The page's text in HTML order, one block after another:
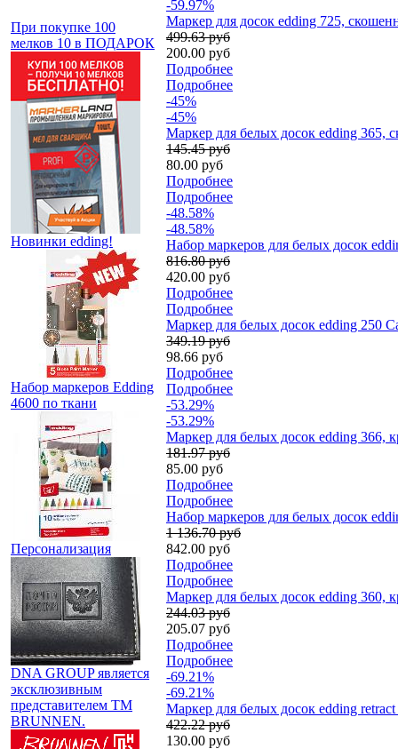
При покупке 100
мелков 10 в ПОДАРОК
Новинки edding!
Набор маркеров Edding
4600 по ткани
Персонализация
DNA GROUP является
эксклюзивным
представителем TM
BRUNNEN.
-59.97%
Маркер для досок edding 725,
499.63 руб
200.00 руб
Подробнее
Подробнее
-45%
-45%
Маркер для белых досок edding 365,
145.45 руб
80.00 руб
Подробнее
Подробнее
-48.58%
-48.58%
Набор маркеров для белых досок
816.80 руб
420.00 руб
Подробнее
Подробнее
Маркер для белых досок edding 250
349.19 руб
98.66 руб
Подробнее
Подробнее
-53.29%
-53.29%
Маркер для белых досок edding 366,
181.97 руб
85.00 руб
Подробнее
Подробнее
Набор маркеров для белых досок
1 136.70 руб
842.00 руб
Подробнее
Подробнее
Маркер для белых досок edding 360,
244.03 руб
205.07 руб
Подробнее
Подробнее
-69.21%
-69.21%
Маркер для белых досок edding
422.22 руб
130.00 руб